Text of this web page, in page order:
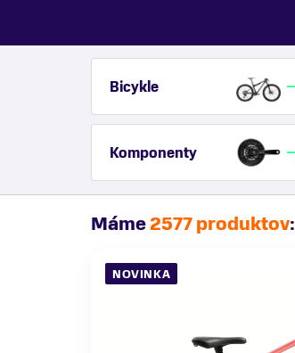
Bicykle
Komponenty
Máme2577 produktov:
NOVINKA